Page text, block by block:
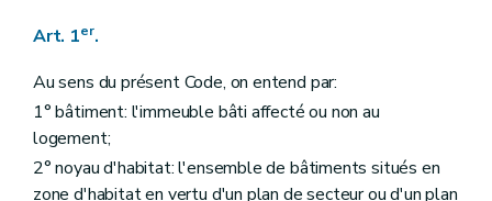
Section 2
Section 3 Des conditions d'octroi et de calcul des aides
Art. 24
Section 4
Art. 26
Art. 27
Art. 1er.
Au sens du présent Code, on entend par:
1° bâtiment: l'immeuble bâti affecté ou non au
logement;
2° noyau d'habitat: l'ensemble de bâtiments situés en
zone d'habitat en vertu d'un plan de secteur ou d'un plan